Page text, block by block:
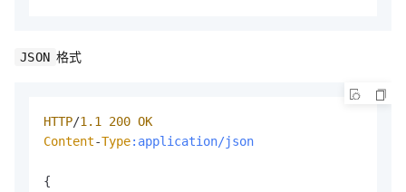
JSON 格式
HTTP/1.1 200 OK
Content-Type:application/json
{